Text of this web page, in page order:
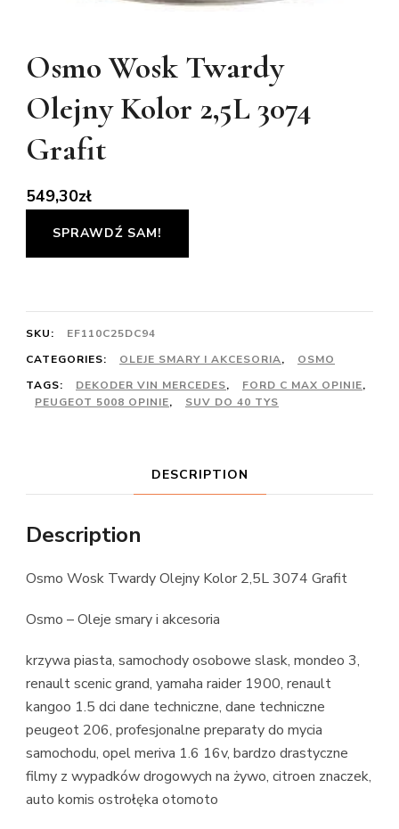
Osmo Wosk Twardy
Olejny Kolor 2,5L 3074
Grafit
549,30zł
SPRAWDŹ SAM!
SKU:
EF110C25DC94
CATEGORIES:
OLEJE SMARY I AKCESORIA,
OSMO
TAGS:
DEKODER VIN MERCEDES, FORD C MAX OPINIE,
PEUGEOT 5008 OPINIE, SUV DO 40 TYS
DESCRIPTION
Description
Osmo Wosk Twardy Olejny Kolor 2,5L 3074 Grafit
Osmo – Oleje smary i akcesoria
krzywa piasta, samochody osobowe slask, mondeo 3,
renault scenic grand, yamaha raider 1900, renault
kangoo 1.5 dci dane techniczne, dane techniczne
peugeot 206, profesjonalne preparaty do mycia
samochodu, opel meriva 1.6 16v, bardzo drastyczne
filmy z wypadków drogowych na żywo, citroen znaczek,
auto komis ostrołęka otomoto